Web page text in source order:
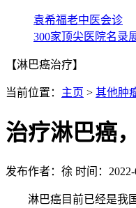
袁希福老中医会诊
300家顶尖医院名录
【淋巴癌治疗】
当前位置： 主页 > 其他肿
治疗淋巴癌
发布作者：徐 时间：2022-
淋巴癌目前已经是我国